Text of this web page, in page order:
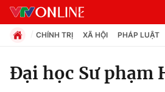
CHÍNH TRỊ XÃ HỘI PHÁP LUẬT
Đại học Sư phạm